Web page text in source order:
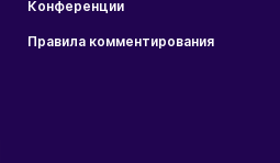
Конференции
Правила комментирования